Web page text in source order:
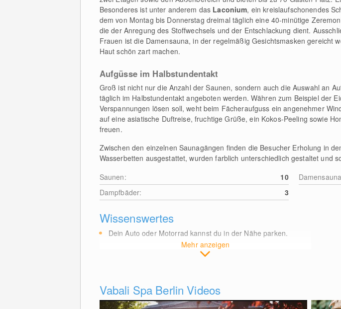
Besonderes ist unter anderem das Laconium, ein kreislaufschonendes
dem von Montag bis Donnerstag dreimal täglich eine 40-minütige
die der Anregung des Stoffwechsels und der Entschlackung dient.
Frauen ist die Damensauna, in der regelmäßig Gesichtsmasken gereicht
Haut schön zart machen.
Aufgüsse im Halbstundentakt
Groß ist nicht nur die Anzahl der Saunen, sondern auch die Auswahl an
täglich im Halbstundentakt angeboten werden. Währen zum Beispiel der
Verspannungen lösen soll, weht beim Fächeraufguss ein angenehmer
auf eine asiatische Duftreise, fruchtige Grüße, ein Kokos-Peeling sowie
freuen.
Zwischen den einzelnen Saunagängen finden die Besucher Erholung in
Wasserbetten ausgestattet, wurden farblich unterschiedlich gestaltet und
Saunen:
10
Dampfbäder:
3
Damensauna
Wissenswertes
Mehr anzeigen
Dein Auto oder Motorrad kannst du in der Nähe parken.
Vabali Spa Berlin Videos